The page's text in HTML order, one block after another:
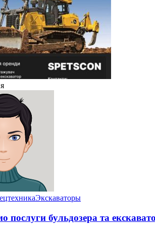
Экскаваторы
послуги бульдозера та